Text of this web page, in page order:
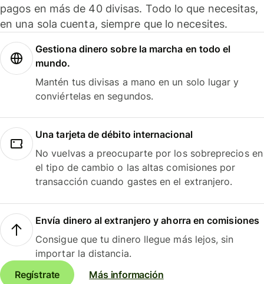
pagos en más de 40 divisas. Todo lo que necesitas,
en una sola cuenta, siempre que lo necesites.
Gestiona dinero sobre la marcha en todo el
mundo.
Mantén tus divisas a mano en un solo lugar y
conviértelas en segundos.
Una tarjeta de débito internacional
No vuelvas a preocuparte por los sobreprecios en
el tipo de cambio o las altas comisiones por
transacción cuando gastes en el extranjero.
Envía dinero al extranjero y ahorra en comisiones
Consigue que tu dinero llegue más lejos, sin
importar la distancia.
Regístrate
Más información